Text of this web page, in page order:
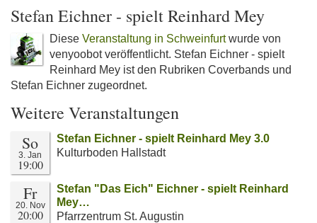
Stefan Eichner - spielt Reinhard Mey
Diese Veranstaltung in Schweinfurtwurde von
venyoobot veröffentlicht. Stefan Eichner - spielt
Reinhard Mey ist den Rubriken Coverbands und
Stefan Eichner zugeordnet.
Weitere Veranstaltungen
So
3. Jan
19:00
Stefan Eichner - spielt Reinhard Mey 3.0
Kulturboden Hallstadt
Fr
20. Nov
20:00
Stefan "Das Eich" Eichner - spielt Reinhard
Mey…
Pfarrzentrum St. Augustin